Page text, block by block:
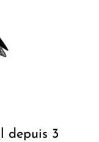
depuis 3